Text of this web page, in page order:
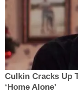
Culkin Cracks Up
‘Home Alone’